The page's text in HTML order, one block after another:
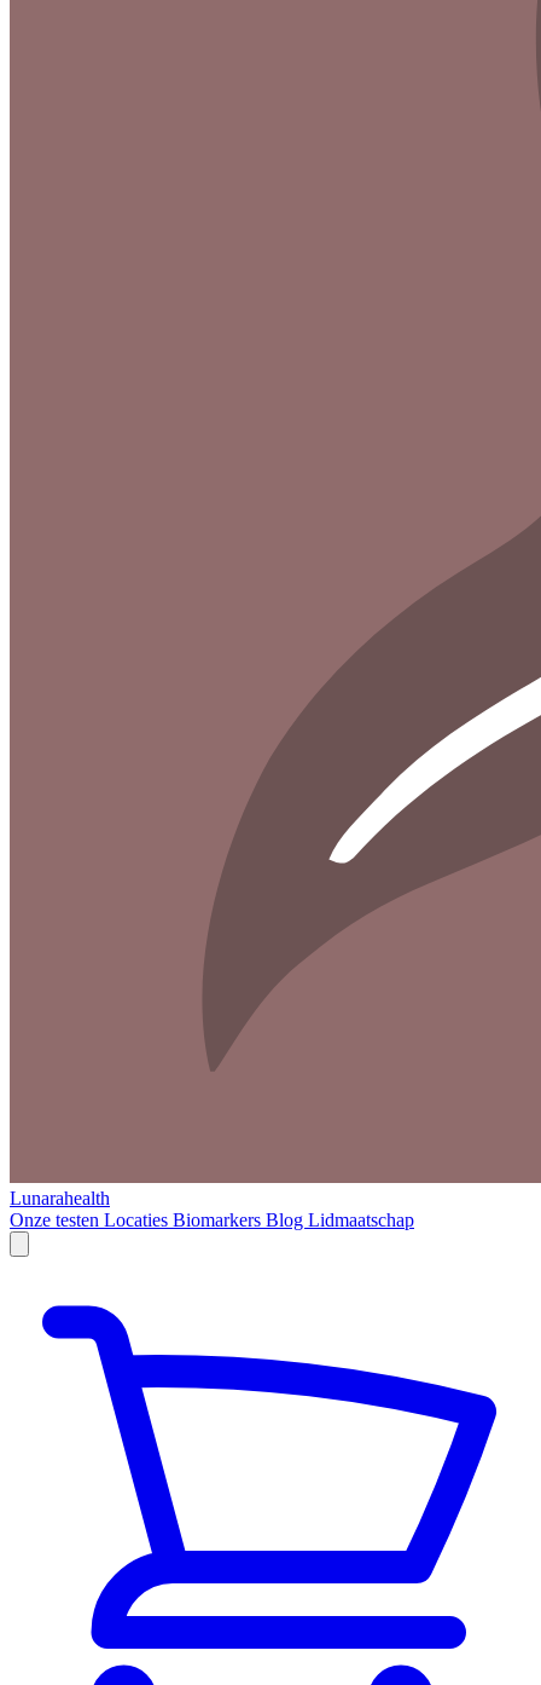
Lunarahealth
Onze testen Locaties Biomarkers Blog Lidmaatschap